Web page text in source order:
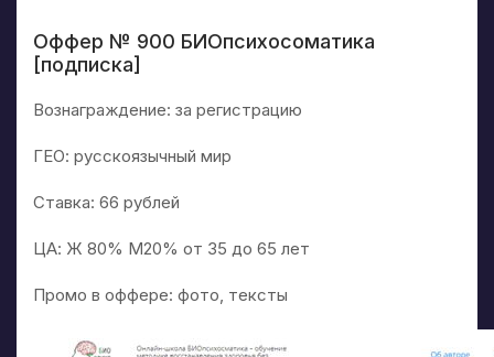
Оффер № 900 БИОпсихосоматика
[подписка]
Вознаграждение: за регистрацию
ГЕО: русскоязычный мир
Ставка: 66 рублей
ЦА: Ж 80% М20% от 35 до 65 лет
Промо в оффере: фото, тексты